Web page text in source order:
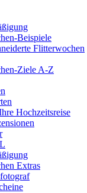
Beispiele
Flitterwochen
Ziele A-Z
Hochzeitsreise
Extras